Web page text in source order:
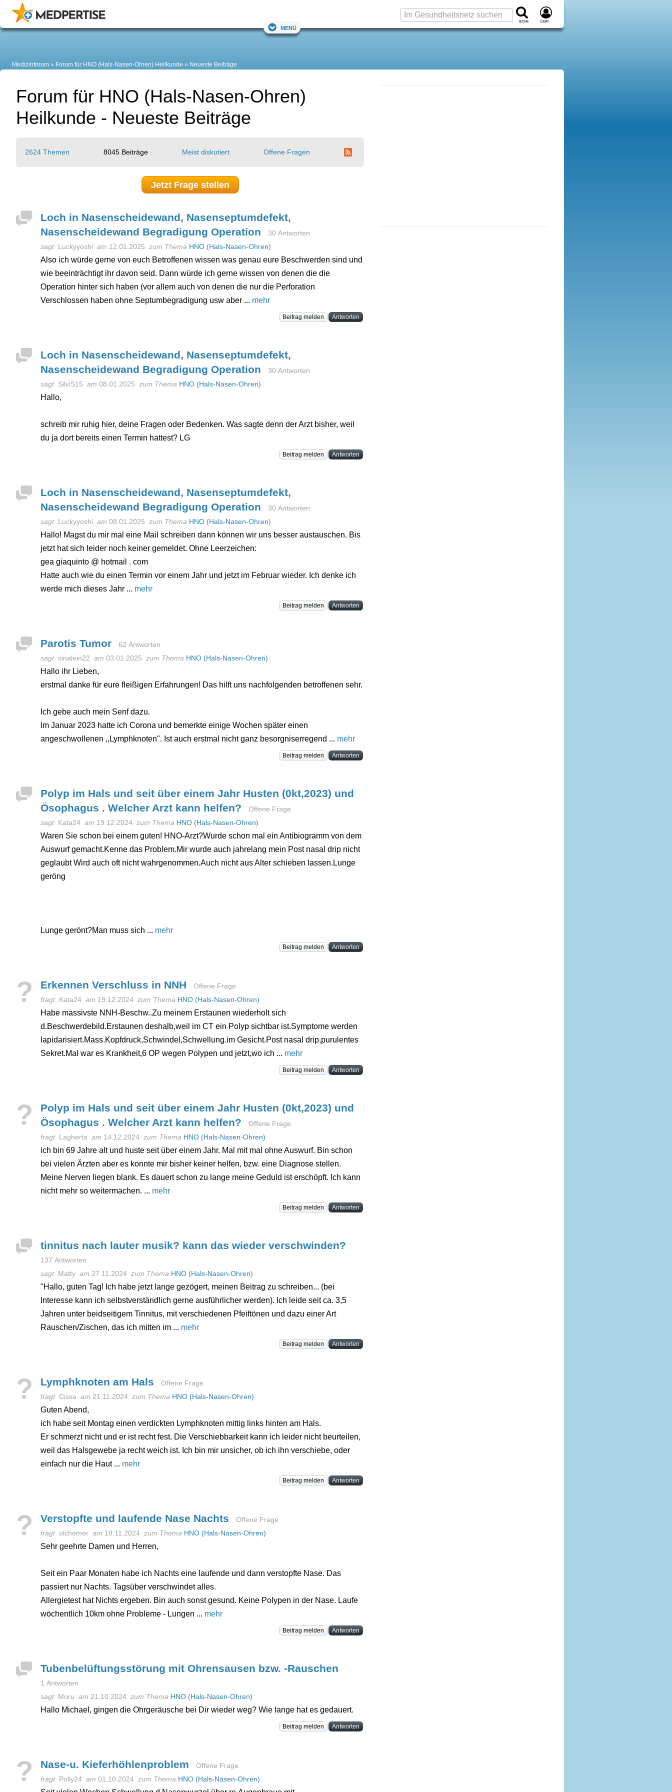
Suche Login
Menü
Medizinforum Forum für HNO (Hals-Nasen-Ohren) Heilkunde Neueste Beiträge
Forum für HNO (Hals-Nasen-Ohren)
Heilkunde - Neueste Beiträge
2624 Themen 8045 Beiträge Meist diskutiert Offene Fragen
Jetzt Frage stellen
Loch in Nasenscheidewand, Nasenseptumdefekt,
Nasenscheidewand Begradigung Operation
30 Antworten
sagt Luckyyoshi am 12.01.2025 zum Thema HNO (Hals-Nasen-Ohren)
Also ich würde gerne von euch Betroffenen wissen was genau eure Beschwerden sind und
wie beeinträchtigt ihr davon seid. Dann würde ich gerne wissen von denen die die
Operation hinter sich haben (vor allem auch von denen die nur die Perforation
Verschlossen haben ohne Septumbegradigung usw aber ... mehr
Beitrag melden Antworten
Loch in Nasenscheidewand, Nasenseptumdefekt,
Nasenscheidewand Begradigung Operation
30 Antworten
sagt SilviS15 am 08.01.2025 zum Thema HNO (Hals-Nasen-Ohren)
Hallo,
schreib mir ruhig hier, deine Fragen oder Bedenken. Was sagte denn der Arzt bisher, weil
du ja dort bereits einen Termin hattest? LG
Beitrag melden Antworten
Loch in Nasenscheidewand, Nasenseptumdefekt,
Nasenscheidewand Begradigung Operation
30 Antworten
sagt Luckyyoshi am 08.01.2025 zum Thema HNO (Hals-Nasen-Ohren)
Hallo! Magst du mir mal eine Mail schreiben dann können wir uns besser austauschen. Bis
jetzt hat sich leider noch keiner gemeldet. Ohne Leerzeichen:
gea giaquinto @ hotmail . com
Hatte auch wie du einen Termin vor einem Jahr und jetzt im Februar wieder. Ich denke ich
werde mich dieses Jahr ... mehr
Beitrag melden Antworten
Parotis Tumor
62 Antworten
sagt sinalein22 am 03.01.2025 zum Thema HNO (Hals-Nasen-Ohren)
Hallo ihr Lieben,
erstmal danke für eure fleißigen Erfahrungen! Das hilft uns nachfolgenden betroffenen sehr.
Ich gebe auch mein Senf dazu.
Im Januar 2023 hatte ich Corona und bemerkte einige Wochen später einen
angeschwollenen ,,Lymphknoten". Ist auch erstmal nicht ganz besorgniserregend ... mehr
Beitrag melden Antworten
Polyp im Hals und seit über einem Jahr Husten (0kt,2023) und
Ösophagus . Welcher Arzt kann helfen?
Offene Frage
sagt Kata24 am 19.12.2024 zum Thema HNO (Hals-Nasen-Ohren)
Waren Sie schon bei einem guten! HNO-Arzt?Wurde schon mal ein Antibiogramm von dem
Auswurf gemacht.Kenne das Problem.Mir wurde auch jahrelang mein Post nasal drip nicht
geglaubt Wird auch oft nicht wahrgenommen.Auch nicht aus Alter schieben lassen.Lunge
geröng
Lunge gerönt?Man muss sich ... mehr
Beitrag melden Antworten
? Erkennen Verschluss in NNH
Offene Frage
fragt Kata24 am 19.12.2024 zum Thema HNO (Hals-Nasen-Ohren)
Habe massivste NNH-Beschw..Zu meinem Erstaunen wiederholt sich
d.Beschwerdebild.Erstaunen deshalb,weil im CT ein Polyp sichtbar ist.Symptome werden
lapidarisiert.Mass.Kopfdruck,Schwindel,Schwellung.im Gesicht.Post nasal drip,purulentes
Sekret.Mal war es Krankheit,6 OP wegen Polypen und jetzt,wo ich ... mehr
Beitrag melden Antworten
?
Polyp im Hals und seit über einem Jahr Husten (0kt,2023) und
Ösophagus . Welcher Arzt kann helfen?
Offene Frage
fragt Lagherta am 14.12.2024 zum Thema HNO (Hals-Nasen-Ohren)
ich bin 69 Jahre alt und huste seit über einem Jahr. Mal mit mal ohne Auswurf. Bin schon
bei vielen Ärzten aber es konnte mir bisher keiner helfen, bzw. eine Diagnose stellen.
Meine Nerven liegen blank. Es dauert schon zu lange meine Geduld ist erschöpft. Ich kann
nicht mehr so weitermachen. ... mehr
Beitrag melden Antworten
tinnitus nach lauter musik? kann das wieder verschwinden?
137 Antworten
sagt Matty am 27.11.2024 zum Thema HNO (Hals-Nasen-Ohren)
"Hallo, guten Tag! Ich habe jetzt lange gezögert, meinen Beitrag zu schreiben... (bei
Interesse kann ich selbstverständlich gerne ausführlicher werden). Ich leide seit ca. 3,5
Jahren unter beidseitigem Tinnitus, mit verschiedenen Pfeiftönen und dazu einer Art
Rauschen/Zischen, das ich mitten im ... mehr
Beitrag melden Antworten
? Lymphknoten am Hals
Offene Frage
fragt Cissa am 21.11.2024 zum Thema HNO (Hals-Nasen-Ohren)
Guten Abend,
ich habe seit Montag einen verdickten Lymphknoten mittig links hinten am Hals.
Er schmerzt nicht und er ist recht fest. Die Verschiebbarkeit kann ich leider nicht beurteilen,
weil das Halsgewebe ja recht weich ist. Ich bin mir unsicher, ob ich ihn verschiebe, oder
einfach nur die Haut ... mehr
Beitrag melden Antworten
? Verstopfte und laufende Nase Nachts
Offene Frage
fragt olchemer am 10.11.2024 zum Thema HNO (Hals-Nasen-Ohren)
Sehr geehrte Damen und Herren,
Seit ein Paar Monaten habe ich Nachts eine laufende und dann verstopfte Nase. Das
passiert nur Nachts. Tagsüber verschwindet alles.
Allergietest hat Nichts ergeben. Bin auch sonst gesund. Keine Polypen in der Nase. Laufe
wöchentlich 10km ohne Probleme - Lungen ... mehr
Beitrag melden Antworten
Tubenbelüftungsstörung mit Ohrensausen bzw. -Rauschen
1 Antworten
sagt Moru am 21.10.2024 zum Thema HNO (Hals-Nasen-Ohren)
Hallo Michael, gingen die Ohrgeräusche bei Dir wieder weg? Wie lange hat es gedauert.
Beitrag melden Antworten
? Nase-u. Kieferhöhlenproblem
Offene Frage
fragt Polly24 am 01.10.2024 zum Thema HNO (Hals-Nasen-Ohren)